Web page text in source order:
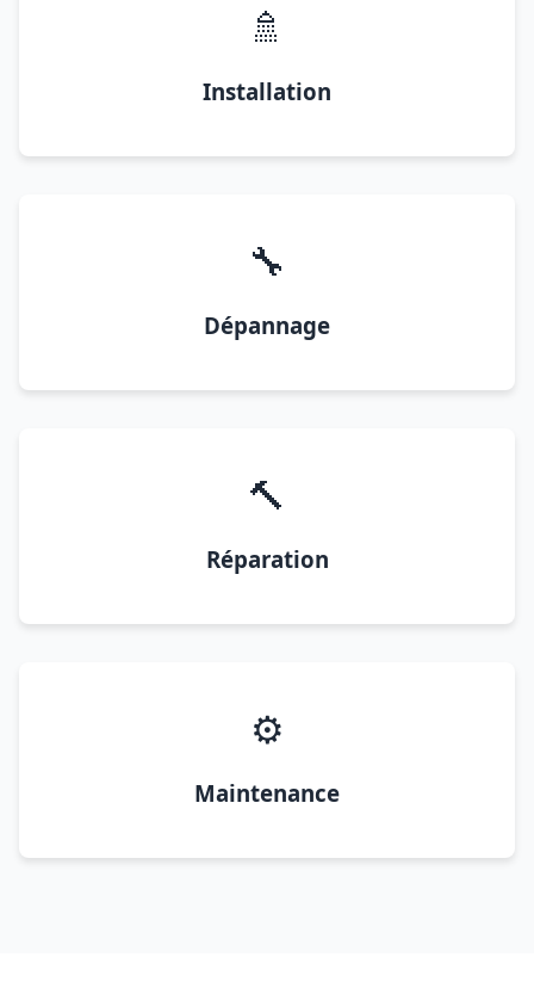
🚿
Installation
🔧
Dépannage
🔨
Réparation
⚙️
Maintenance